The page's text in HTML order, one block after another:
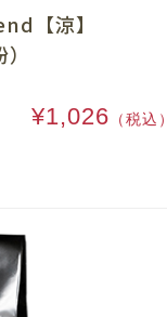
【涼】
¥1,026 （税込）